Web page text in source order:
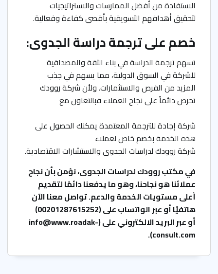
الاستفادة من أفضل الممارسات والاستراتيجيات
لتحقيق أهدافهم التسويقية بأقصى كفاءة وفعالية.
خصم على ترجمة دراسة الجدوى:
تسهم ترجمة الدراسة في بناء الثقة والمصداقية
للشركة في السوق الدولية، مما يسهم في جذب
المزيد من الفرص والاستثمارات. ولأن شركة روودك
تحرص دائماً على نجاح العملاء فبالتعاون مع
شركة إجادة للترجمة المعتمدة يمكنك الحصول على
هذه الخدمة بخصم خاص لعملاء
شركة روودك لدراسات الجدوى والاستشارات الاقتصادية.
في مكتب روودك لدراسات الجدوى، نؤمن بأن نجاح
عملائنا هو نجاحنا، وهو ما يدفعنا دائمًا لتقديم
أعلى مستويات الخدمة والدعم. تواصل معنا الآن
هاتفيًا أو عبر الواتساب على (00201287615252
)
أو عبر البريد الالكتروني على (info@www.roadak-
consult.com
).